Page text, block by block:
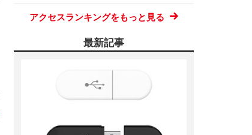
アクセスランキングをもっと見る
最新記事